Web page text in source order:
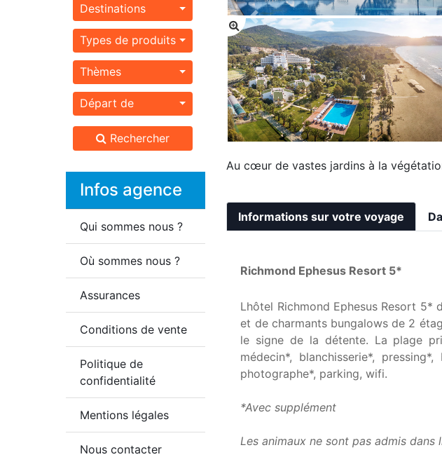
Au cœur de vastes jardins à la
Informations sur votre voyage
Richmond Ephesus Resort 5*
Lhôtel Richmond Ephesus Resort 5*
et de charmants bungalows de 2
le signe de la détente. La plage
médecin*, blanchisserie*,
photographe*, parking, wifi.
*Avec supplément
Les animaux ne sont pas admis dans
Destinations
Types de produits
Thèmes
Départ de
Rechercher
Infos agence
Qui sommes nous ?
Où sommes nous ?
Assurances
Conditions de vente
Politique de
confidentialité
Mentions légales
Nous contacter